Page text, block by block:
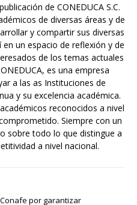
de CONEDUCA S.C.
de diversas áreas y de
y compartir sus diversas
un espacio de reflexión y de
de los temas actuales
es una empresa
a las as Instituciones de
y su excelencia académica.
reconocidos a nivel
Siempre con un
sobre todo lo que distingue a
a nivel nacional.
por garantizar